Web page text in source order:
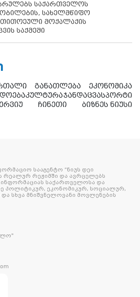
საქართველოს
სახელმწიფო
თითოეული მოქალაქის
საქმეში
განათლება
ეკონომიკა
კულტურაჯანდაცვასპორტი
ჩინეთი ბიზნეს ნიუსი
სააგენტო “ნიუს დეი
რეალურ რეჟიმში და ავრცელებს
საქართველოსა და
პოლიტიკურ, ეკონომიკურ, სოციალურ,
სხვა მნიშვნელოვანი მოვლენების